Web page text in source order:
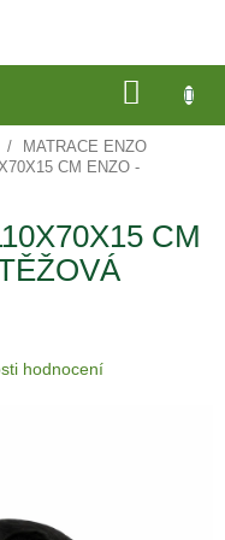
/
MATRACE ENZO
CM ENZO -
CM
hodnocení